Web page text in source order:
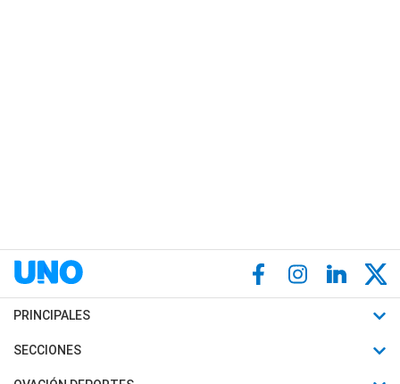
PRINCIPALES
Últimas Noticias
Política
SECCIONES